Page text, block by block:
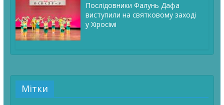
Послідовники Фалунь Дафа
виступили на святковому заході
у Хіросімі
Мітки